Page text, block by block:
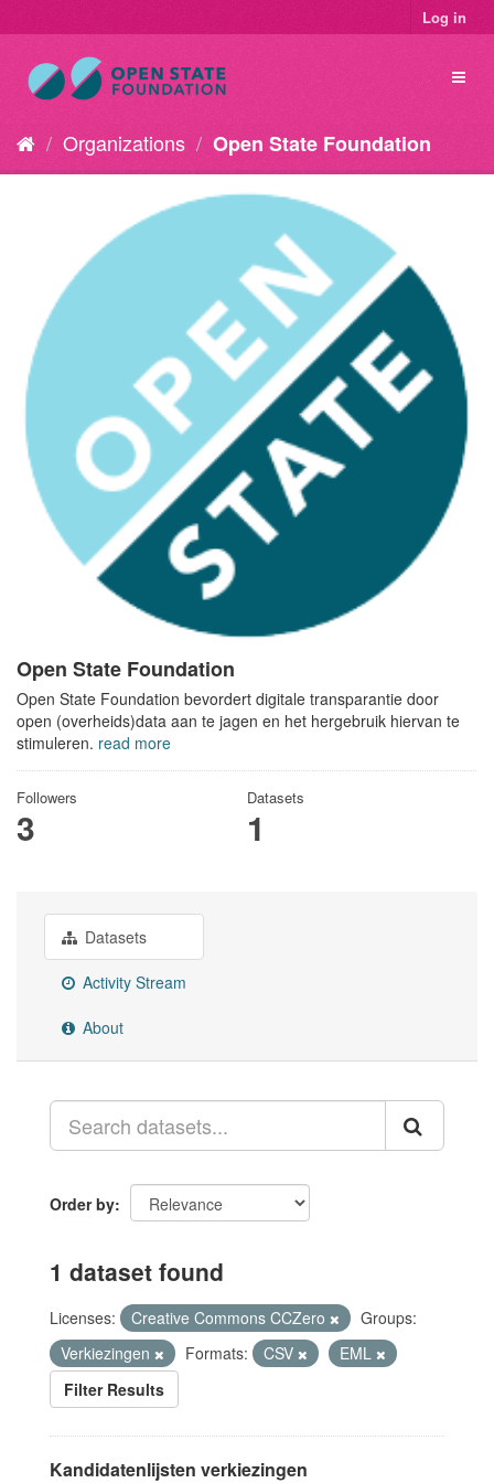
Log in
Organizations Open State Foundation
Open State Foundation
Open State Foundation bevordert digitale transparantie door
open (overheids)data aan te jagen en het hergebruik hiervan te
stimuleren. read more
Followers
3
Datasets
1
Datasets
Activity Stream
About
Order by
1 dataset found
Licenses: Creative Commons CCZero
Groups:
Verkiezingen
Formats: CSV
EML
Filter Results
Kandidatenlijsten verkiezingen